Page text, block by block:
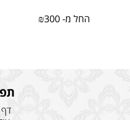
החל מ- ₪300